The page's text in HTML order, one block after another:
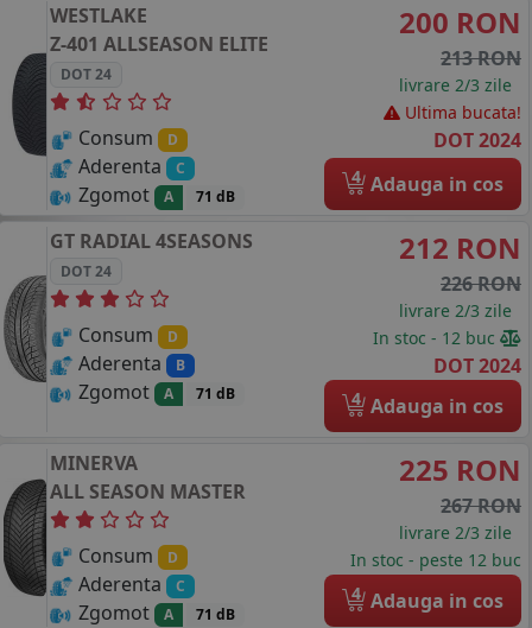
WESTLAKE
Z-401 ALLSEASON ELITE
DOT 24
Consum D
Aderenta C
Zgomot A 71 dB
200 RON
213 RON
livrare 2/3 zile
Ultima bucata!
DOT 2024
4 Adauga in cos
GT RADIAL 4SEASONS
DOT 24
Consum D
Aderenta B
Zgomot A 71 dB
212 RON
226 RON
livrare 2/3 zile
In stoc - 12 buc
DOT 2024
4 Adauga in cos
MINERVA
ALL SEASON MASTER
Consum D
Aderenta C
Zgomot A 71 dB
225 RON
267 RON
livrare 2/3 zile
In stoc - peste 12 buc
4 Adauga in cos